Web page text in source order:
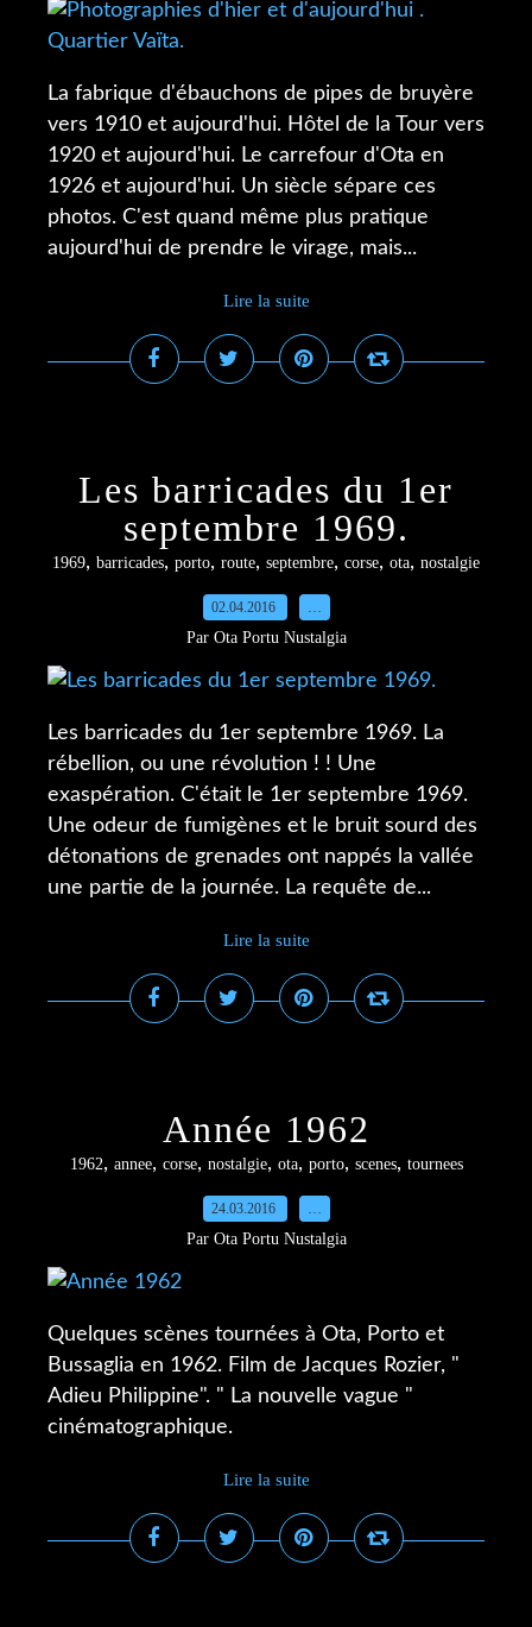
La fabrique d'ébauchons de pipes de bruyère
vers 1910 et aujourd'hui. Hôtel de la Tour vers
1920 et aujourd'hui. Le carrefour d'Ota en
1926 et aujourd'hui. Un siècle sépare ces
photos. C'est quand même plus pratique
aujourd'hui de prendre le virage, mais...
Lire la suite
Les barricades du 1er
septembre 1969.
1969, barricades, porto, route, septembre, corse, ota, nostalgie
02.04.2016 …
Par Ota Portu Nustalgia
Les barricades du 1er septembre 1969. La
rébellion, ou une révolution ! ! Une
exaspération. C'était le 1er septembre 1969.
Une odeur de fumigènes et le bruit sourd des
détonations de grenades ont nappés la vallée
une partie de la journée. La requête de...
Lire la suite
Année 1962
1962, annee, corse, nostalgie, ota, porto, scenes, tournees
24.03.2016 …
Par Ota Portu Nustalgia
Quelques scènes tournées à Ota, Porto et
Bussaglia en 1962. Film de Jacques Rozier, "
Adieu Philippine". " La nouvelle vague "
cinématographique.
Lire la suite